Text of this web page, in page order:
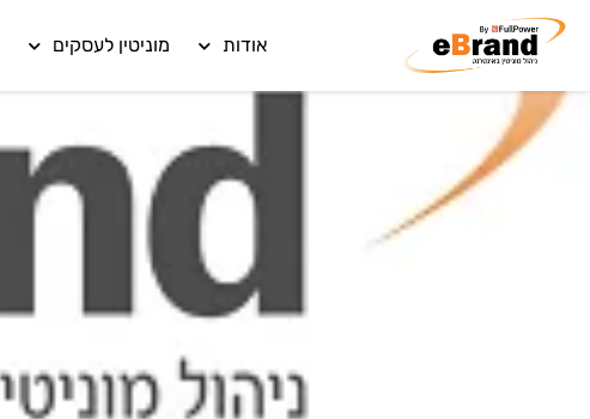
אודות מוניטין לעסקים